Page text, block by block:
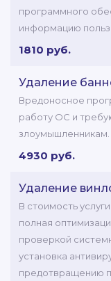
программного
информацию
1810 руб.
Удаление
Вредоносное
работу ОС и
злоумышленникам.
4930 руб.
Удаление
В стоимость
полная
проверкой
установка
предотвращению